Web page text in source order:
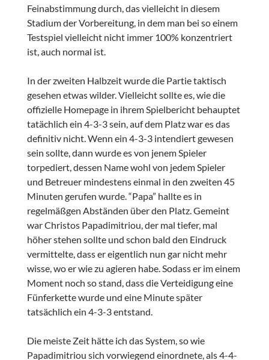
Feinabstimmung durch, das vielleicht in diesem
Stadium der Vorbereitung, in dem man bei so einem
Testspiel vielleicht nicht immer 100% konzentriert
ist, auch normal ist.
In der zweiten Halbzeit wurde die Partie taktisch
gesehen etwas wilder. Vielleicht sollte es, wie die
offizielle Homepage in ihrem Spielbericht behauptet
tatächlich ein 4-3-3 sein, auf dem Platz war es das
definitiv nicht. Wenn ein 4-3-3 intendiert gewesen
sein sollte, dann wurde es von jenem Spieler
torpediert, dessen Name wohl von jedem Spieler
und Betreuer mindestens einmal in den zweiten 45
Minuten gerufen wurde. “Papa” hallte es in
regelmäßgen Abständen über den Platz. Gemeint
war Christos Papadimitriou, der mal tiefer, mal
höher stehen sollte und schon bald den Eindruck
vermittelte, dass er eigentlich nun gar nicht mehr
wisse, wo er wie zu agieren habe. Sodass er im einem
Moment noch so stand, dass die Verteidigung eine
Fünferkette wurde und eine Minute später
tatsächlich ein 4-3-3 entstand.
Die meiste Zeit hätte ich das System, so wie
Papadimitriou sich vorwiegend einordnete, als 4-4-